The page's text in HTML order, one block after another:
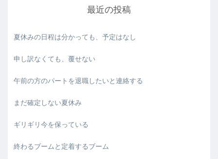
最近の投稿
夏休みの日程は分かっても、予定はなし
申し訳なくても、覆せない
午前の方のパートを退職したいと連絡する
まだ確定しない夏休み
ギリギリ今を保っている
終わるブームと定着するブーム